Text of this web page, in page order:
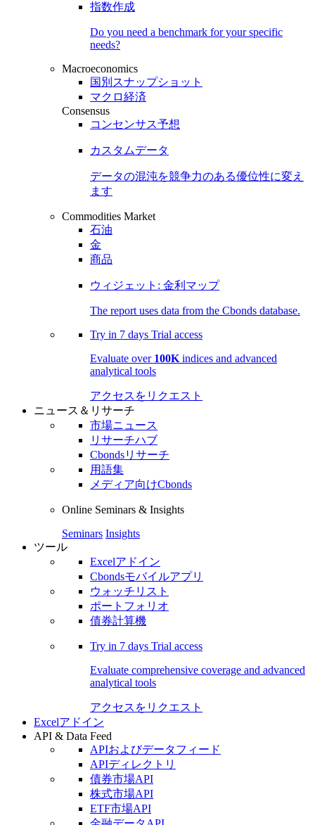
指数作成
Do you need a benchmark for your specific
needs?
Macroeconomics
国別スナップショット
マクロ経済
Consensus
コンセンサス予想
カスタムデータ
データの混沌を競争力のある優位性に変え
ます
Commodities Market
石油
金
商品
ウィジェット: 金利マップ
The report uses data from the Cbonds database.
Try in 7 days Trial access
Evaluate over 100K indices and advanced
analytical tools
アクセスをリクエスト
ニュース＆リサーチ
市場ニュース
リサーチハブ
Cbondsリサーチ
用語集
メディア向けCbonds
Online Seminars & Insights
Seminars Insights
ツール
Excelアドイン
Cbondsモバイルアプリ
ウォッチリスト
ポートフォリオ
債券計算機
Try in 7 days Trial access
Evaluate comprehensive coverage and advanced
analytical tools
アクセスをリクエスト
Excelアドイン
API & Data Feed
APIおよびデータフィード
APIディレクトリ
債券市場API
株式市場API
ETF市場API